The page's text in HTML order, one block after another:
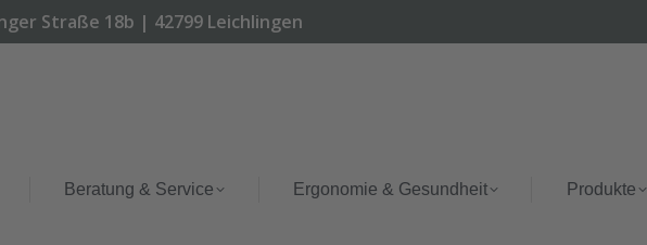
Straße 18b | 42799 Leichlingen
Beratung & Service Ergonomie & Gesundheit Produkte